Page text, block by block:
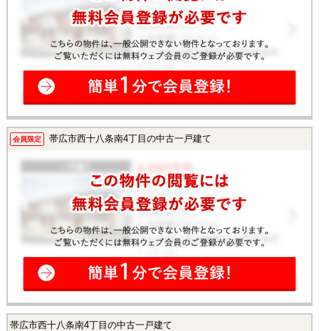
会員限定 帯広市西十八条南4丁目の中古一戸建て
帯広市西十八条南4丁目の中古一戸建て